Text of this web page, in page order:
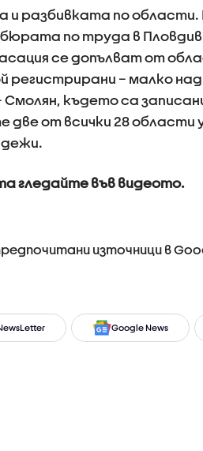
и разбивката по
по труда в
се допълват от
регистрирани – малко
където са
две от всички 28 области
гледайте във видеото.
източници в
Google News